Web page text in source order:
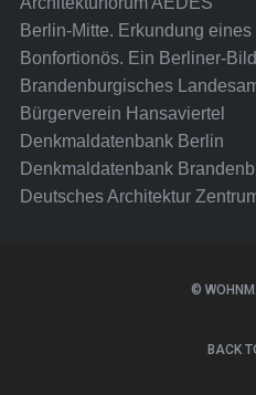
Berlin-Mitte. Erkundung
Bonfortionös. Ein Berliner-
Brandenburgisches
Bürgerverein Hansaviertel
Denkmaldatenbank Berlin
Denkmaldatenbank
Deutsches Architektur
©
BACK